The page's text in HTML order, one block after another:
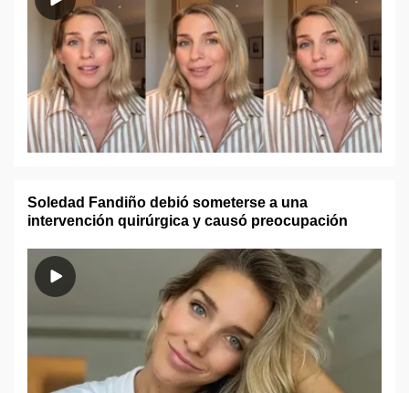
Soledad Fandiño debió someterse a una
intervención quirúrgica y causó preocupación